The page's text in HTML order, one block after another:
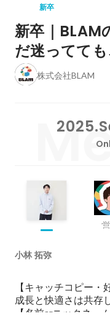
新卒
新卒｜BLAM
だ迷ってて
株式会社BLAM
小林 拓弥
【キャッチコピー・
成長と快適さは共存
【名前orニックネーム